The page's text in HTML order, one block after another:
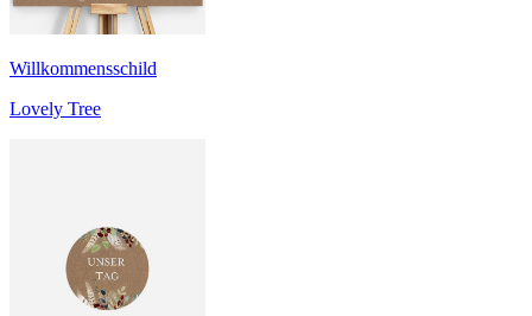
Willkommensschild
Lovely Tree